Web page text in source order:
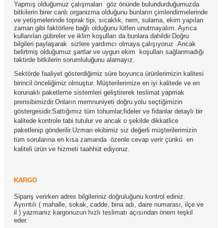
Yapmış olduğumuz çalışmaları göz önünde bulundurduğumuzda
bitkilerin birer canlı organizma olduğunu bunların çimlendirmelerinde
ve yetişmelerinde toprak tipi, sıcaklık, nem, sulama, ekim yapılan
zaman gibi faktörlere bağlı olduğunu lütfen unutmayalım. Ayrıca
kullanılan gübreler ve iklim koşulları da bunlara dahildir.Doğru
bilgileri paylaşarak sizlere yardımcı olmaya çalışıyoruz .Ancak
belirtmiş olduğumuz şartlar ve uygun ekim koşulları sağlanmadığı
taktirde bitkilerin sorumluluğunu alamayız.
Sektörde faaliyet gösterdiğimiz süre boyunca ürünlerimizin kalitesi
birincil önceliğimiz olmuştur. Müşterilerimize en iyi kalitede ve en
korunaklı paketleme sistemleri geliştirerek teslimat yapmak
prensibimizdir.Onların memnuniyeti doğru yolu seçtiğimizin
göstergesidir.Sattığımız tüm tohumlar,fideler ve fidanlar detaylı bir
kalitede kontrole tabi tutulur ve ancak o şekilde dikkatlice
paketlenip gönderilir.Uzman ekibimiz siz değerli müşterilerimizin
tüm sorularına en kısa zamanda özenle cevap verir çünkü en
kaliteli ürün ve hizmeti taahhüt ediyoruz.
KARGO
Sipariş verirken adres bilgileriniz doğruluğunu kontrol ediniz.
Ayrıntılı ( mahalle, sokak, cadde, bina adı, daire numarası, ilçe ve
il ) yazmanız kargonuzun hızlı teslimatı açısından önem teşkil
eder.